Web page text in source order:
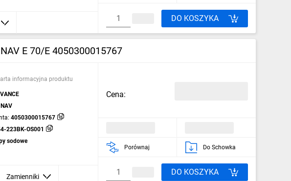
DO KOSZYKA
E 70/E 4050300015767
informacyjna produktu
NAV
4050300015767
223BK-OS001
sodowe
Zamienniki
Cena:
Porównaj Do Schowka
DO KOSZYKA